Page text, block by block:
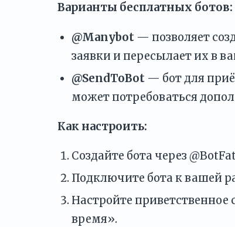
Варианты бесплатных ботов:
@Manybot — позволяет
заявки и пересылает их в
@SendToBot — бот для
может потребоваться
Как настроить:
Создайте бота через
Подключите бота к вашей
Настройте
время».